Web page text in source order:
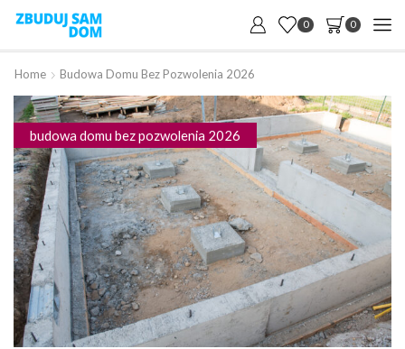
0 0
Home Budowa Domu Bez Pozwolenia 2026
budowa domu bez pozwolenia 2026